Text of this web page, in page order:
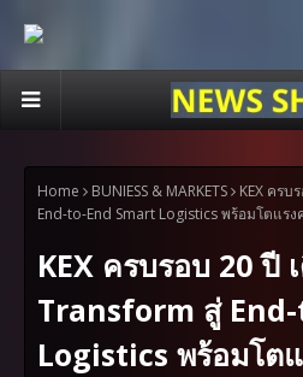
Home BUNIESS & MARKETS
KEX คร
End-to-End Smart Logistics พร้อมโตแร
KEX ครบรอบ 20 ปี
Transform สู่
Logistics พร้อมโต